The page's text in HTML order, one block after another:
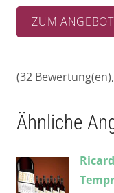
ZUM ANGEBOT
(32
Ähnliche